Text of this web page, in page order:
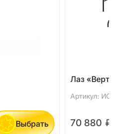
Выбрать
Лаз
Артикул:
70 880 ₽